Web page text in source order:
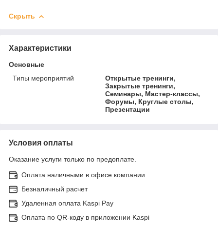
Скрыть
Характеристики
Основные
Типы мероприятий
Открытые тренинги,
Закрытые тренинги,
Семинары, Мастер-классы,
Форумы, Круглые столы,
Презентации
Условия оплаты
Оказание услуги только по предоплате.
Оплата наличными в офисе компании
Безналичный расчет
Удаленная оплата Kaspi Pay
Оплата по QR-коду в приложении Kaspi